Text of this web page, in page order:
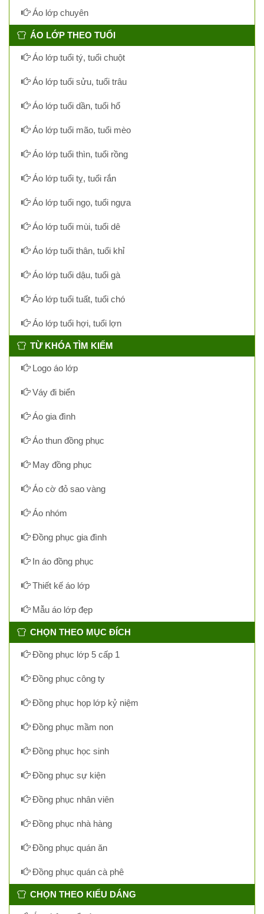
Áo lớp chuyên
ÁO LỚP THEO TUỔI
Áo lớp tuổi tý, tuổi chuột
Áo lớp tuổi sửu, tuổi trâu
Áo lớp tuổi dần, tuổi hổ
Áo lớp tuổi mão, tuổi mèo
Áo lớp tuổi thìn, tuổi rồng
Áo lớp tuổi tỵ, tuổi rắn
Áo lớp tuổi ngọ, tuổi ngựa
Áo lớp tuổi mùi, tuổi dê
Áo lớp tuổi thân, tuổi khỉ
Áo lớp tuổi dậu, tuổi gà
Áo lớp tuổi tuất, tuổi chó
Áo lớp tuổi hợi, tuổi lợn
TỪ KHÓA TÌM KIẾM
Logo áo lớp
Váy đi biển
Áo gia đình
Áo thun đồng phục
May đồng phục
Áo cờ đỏ sao vàng
Áo nhóm
Đồng phục gia đình
In áo đồng phục
Thiết kế áo lớp
Mẫu áo lớp đẹp
CHỌN THEO MỤC ĐÍCH
Đồng phục lớp 5 cấp 1
Đồng phục công ty
Đồng phục họp lớp kỷ niệm
Đồng phục mầm non
Đồng phục học sinh
Đồng phục sự kiện
Đồng phục nhân viên
Đồng phục nhà hàng
Đồng phục quán ăn
Đồng phục quán cà phê
CHỌN THEO KIỂU DÁNG